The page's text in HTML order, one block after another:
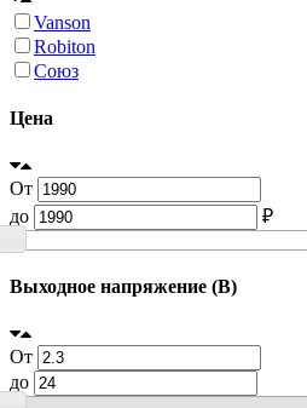
Vanson
Robiton
Союз
Цена
От
до
₽
Выходное напряжение (В)
От
до